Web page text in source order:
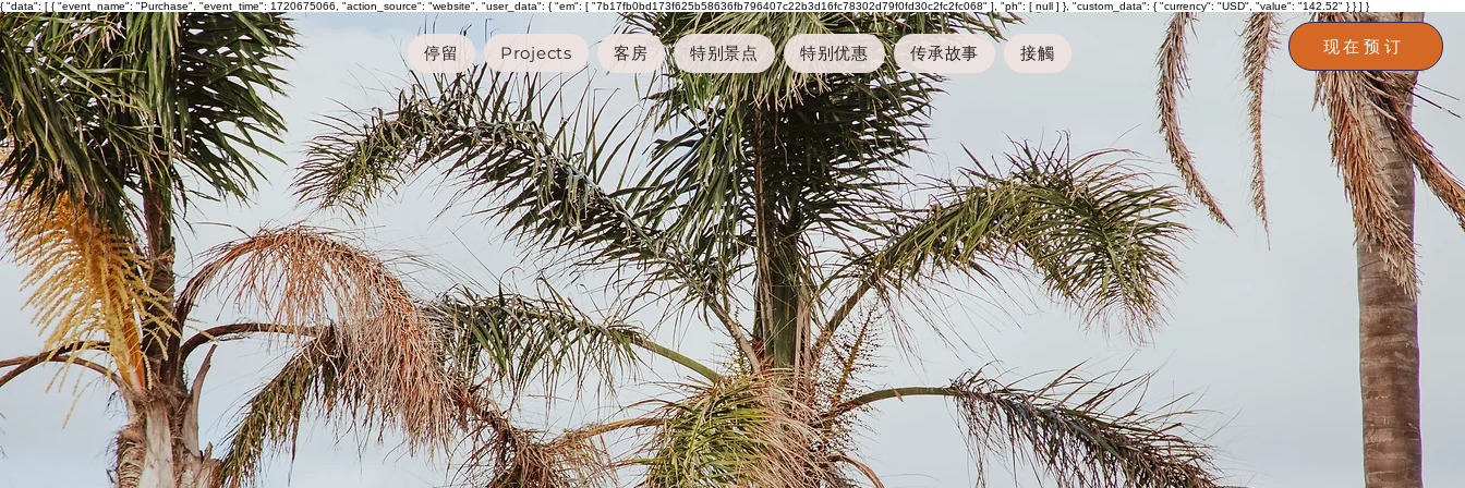
{ "data": [ { "event_name": "Purchase", "event_time": 1720675066, "action_source": "website", "user_data": { "em": [ "7b17fb0bd173f625b58636fb796407c22b3d16fc78302d79f0fd30c2fc2fc068" ], "ph": [ null ] }, "custom_data": { "currency": "USD", "value": "142.52" } } ] }
现在预订
停留 Projects 客房 特别景点 特别优惠 传承故事 接觸